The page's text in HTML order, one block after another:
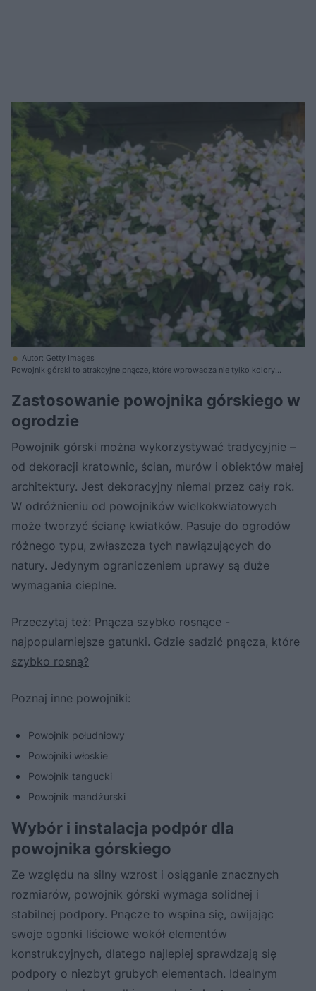
Autor: Getty Images
Powojnik górski to atrakcyjne pnącze, które wprowadza nie tylko koloryt,
Zastosowanie powojnika górskiego w
ogrodzie
Powojnik górski można wykorzystywać tradycyjnie –
od dekoracji kratownic, ścian, murów i obiektów małej
architektury. Jest dekoracyjny niemal przez cały rok.
W odróżnieniu od powojników wielkokwiatowych
może tworzyć ścianę kwiatków. Pasuje do ogrodów
różnego typu, zwłaszcza tych nawiązujących do
natury. Jedynym ograniczeniem uprawy są duże
wymagania cieplne.
Przeczytaj też: Pnącza szybko rosnące -
najpopularniejsze gatunki. Gdzie sadzić pnącza, które
szybko rosną?
Poznaj inne powojniki:
Powojnik południowy
Powojniki włoskie
Powojnik tangucki
Powojnik mandżurski
Wybór i instalacja podpór dla
powojnika górskiego
Ze względu na silny wzrost i osiąganie znacznych
rozmiarów, powojnik górski wymaga solidnej i
stabilnej podpory. Pnącze to wspina się, owijając
swoje ogonki liściowe wokół elementów
konstrukcyjnych, dlatego najlepiej sprawdzają się
podpory o niezbyt grubych elementach. Idealnym